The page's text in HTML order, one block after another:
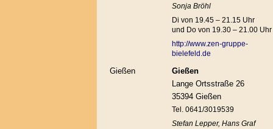
Sonja Bröhl
Di von 19.45 – 21.15 Uhr
und Do von 19.30 – 21.00 Uhr
http://www.zen-gruppe-
bielefeld.de
Gießen
Gießen
Lange Ortsstraße 26
35394 Gießen
Tel. 0641/3019539
Stefan Lepper, Hans Graf